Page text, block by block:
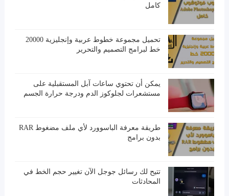
كامل
تحميل مجموعة خطوط عربية وإنجليزية 20000
خط لبرامج التصميم والتحرير
يمكن أن تحتوي ساعات آبل المستقبلية على
مستشعرات لجلوكوز الدم ودرجة حرارة الجسم
طريقة معرفة الباسوورد لأي ملف مضغوط RAR
بدون برامج
تتيح لك رسائل جوجل الآن تغيير حجم الخط في
المحادثات